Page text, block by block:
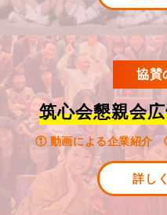
協賛
筑心会懇親会
① 動画による企業紹介
詳し